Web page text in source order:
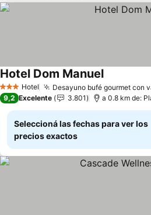
3 Estrellas
Hotel Desayuno bufé gourmet con
Hotel Dom Manuel
9,2 Excelente 3.801 a 0.8 km de:
Seleccioná las fechas para ver los
precios exactos